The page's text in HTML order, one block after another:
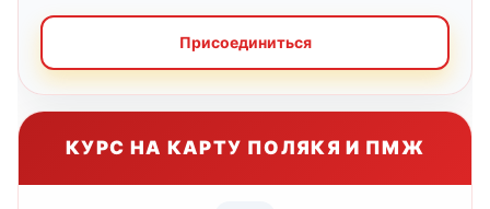
Присоединиться
КУРС НА КАРТУ ПОЛЯКЯ И ПМЖ